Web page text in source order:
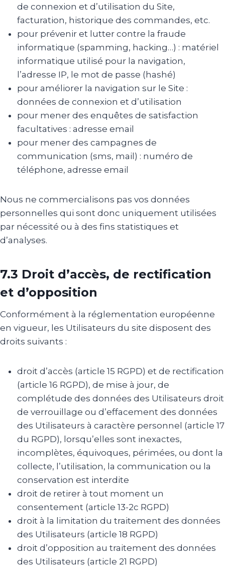
de connexion et d’utilisation du Site,
facturation, historique des commandes, etc.
pour prévenir et lutter contre la fraude
informatique (spamming, hacking…) : matériel
informatique utilisé pour la navigation,
l’adresse IP, le mot de passe (hashé)
pour améliorer la navigation sur le Site :
données de connexion et d’utilisation
pour mener des enquêtes de satisfaction
facultatives : adresse email
pour mener des campagnes de
communication (sms, mail) : numéro de
téléphone, adresse email
Nous ne commercialisons pas vos données
personnelles qui sont donc uniquement utilisées
par nécessité ou à des fins statistiques et
d’analyses.
7.3 Droit d’accès, de rectification
et d’opposition
Conformément à la réglementation européenne
en vigueur, les Utilisateurs du site disposent des
droits suivants :
droit d’accès (article 15 RGPD) et de rectification
(article 16 RGPD), de mise à jour, de
complétude des données des Utilisateurs droit
de verrouillage ou d’effacement des données
des Utilisateurs à caractère personnel (article 17
du RGPD), lorsqu’elles sont inexactes,
incomplètes, équivoques, périmées, ou dont la
collecte, l’utilisation, la communication ou la
conservation est interdite
droit de retirer à tout moment un
consentement (article 13-2c RGPD)
droit à la limitation du traitement des données
des Utilisateurs (article 18 RGPD)
droit d’opposition au traitement des données
des Utilisateurs (article 21 RGPD)